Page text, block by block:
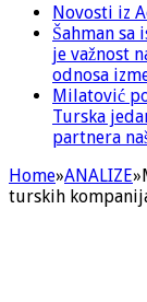
Novosti iz
Šahman sa
je važnost
odnosa
Milatović
Turska
partnera
Home»ANALIZE»
turskih